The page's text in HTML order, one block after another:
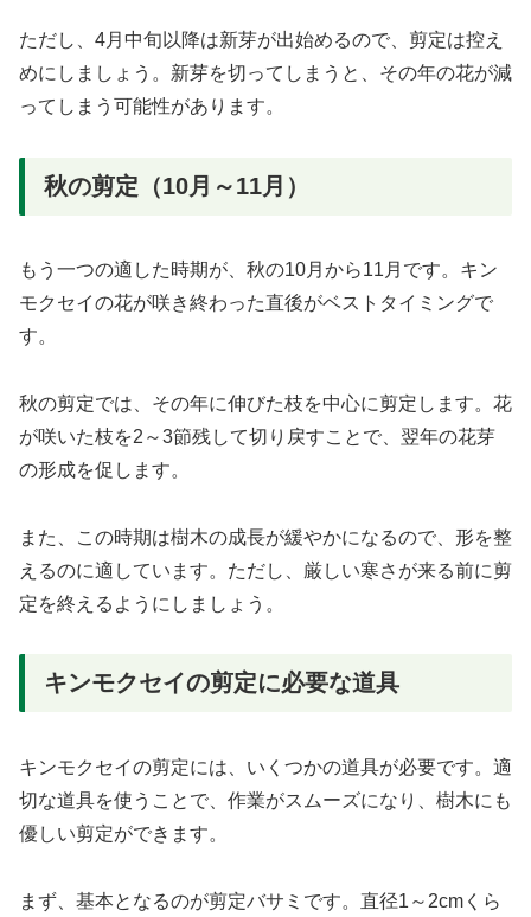
ただし、4月中旬以降は新芽が出始めるので、剪定は控え
めにしましょう。新芽を切ってしまうと、その年の花が減
ってしまう可能性があります。
秋の剪定（10月～11月）
もう一つの適した時期が、秋の10月から11月です。キン
モクセイの花が咲き終わった直後がベストタイミングで
す。
秋の剪定では、その年に伸びた枝を中心に剪定します。花
が咲いた枝を2～3節残して切り戻すことで、翌年の花芽
の形成を促します。
また、この時期は樹木の成長が緩やかになるので、形を整
えるのに適しています。ただし、厳しい寒さが来る前に剪
定を終えるようにしましょう。
キンモクセイの剪定に必要な道具
キンモクセイの剪定には、いくつかの道具が必要です。適
切な道具を使うことで、作業がスムーズになり、樹木にも
優しい剪定ができます。
まず、基本となるのが剪定バサミです。直径1～2cmくら